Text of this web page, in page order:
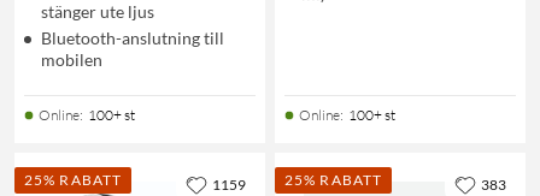
stänger ute ljus
Bluetooth-anslutning till
mobilen
Online: 100+ st Online: 100+ st
25% RABATT 1159 25% RABATT 383